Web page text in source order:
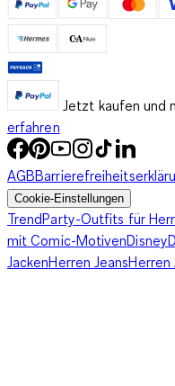
Jetzt kaufen und
erfahren
AGB
Cookie-Einstellungen
TrendParty-Outfits für
mit Comic-MotivenDisney
JackenHerren JeansHerren